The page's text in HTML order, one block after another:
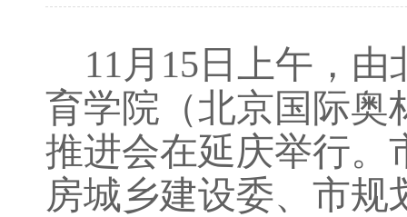
11月15日上午，
育学院（北京国际奥
推进会在延庆举行。
房城乡建设委、市